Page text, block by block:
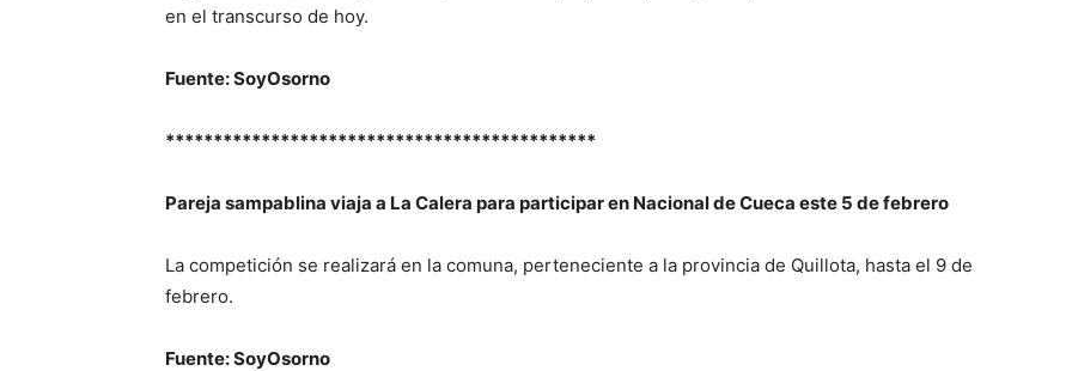
en el transcurso de hoy.
Fuente: SoyOsorno
*********************************************
Pareja sampablina viaja a La Calera para participar en Nacional de Cueca este 5 de febrero
La competición se realizará en la comuna, perteneciente a la provincia de Quillota, hasta el 9 de
febrero.
Fuente: SoyOsorno